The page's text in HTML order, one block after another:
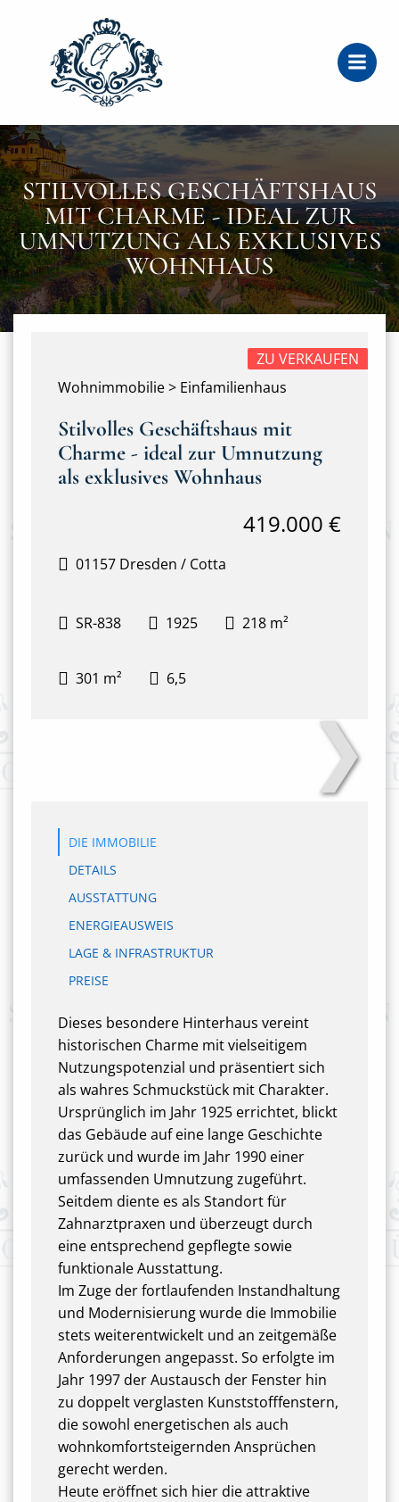
STILVOLLES GESCHÄFTSHAUS
MIT CHARME - IDEAL ZUR
UMNUTZUNG ALS EXKLUSIVES
WOHNHAUS
Wohnimmobilie > Einfamilienhaus
ZU VERKAUFEN
Stilvolles Geschäftshaus mit
Charme - ideal zur Umnutzung
als exklusives Wohnhaus
01157 Dresden / Cotta
419.000 €
SR-838 1925 218 m²
301 m² 6,5
❯
DIE IMMOBILIE
DETAILS
AUSSTATTUNG
ENERGIEAUSWEIS
LAGE & INFRASTRUKTUR
PREISE
Dieses besondere Hinterhaus vereint
historischen Charme mit vielseitigem
Nutzungspotenzial und präsentiert sich
als wahres Schmuckstück mit Charakter.
Ursprünglich im Jahr 1925 errichtet, blickt
das Gebäude auf eine lange Geschichte
zurück und wurde im Jahr 1990 einer
umfassenden Umnutzung zugeführt.
Seitdem diente es als Standort für
Zahnarztpraxen und überzeugt durch
eine entsprechend gepflegte sowie
funktionale Ausstattung.
Im Zuge der fortlaufenden Instandhaltung
und Modernisierung wurde die Immobilie
stets weiterentwickelt und an zeitgemäße
Anforderungen angepasst. So erfolgte im
Jahr 1997 der Austausch der Fenster hin
zu doppelt verglasten Kunststofffenstern,
die sowohl energetischen als auch
wohnkomfortsteigernden Ansprüchen
gerecht werden.
Heute eröffnet sich hier die attraktive